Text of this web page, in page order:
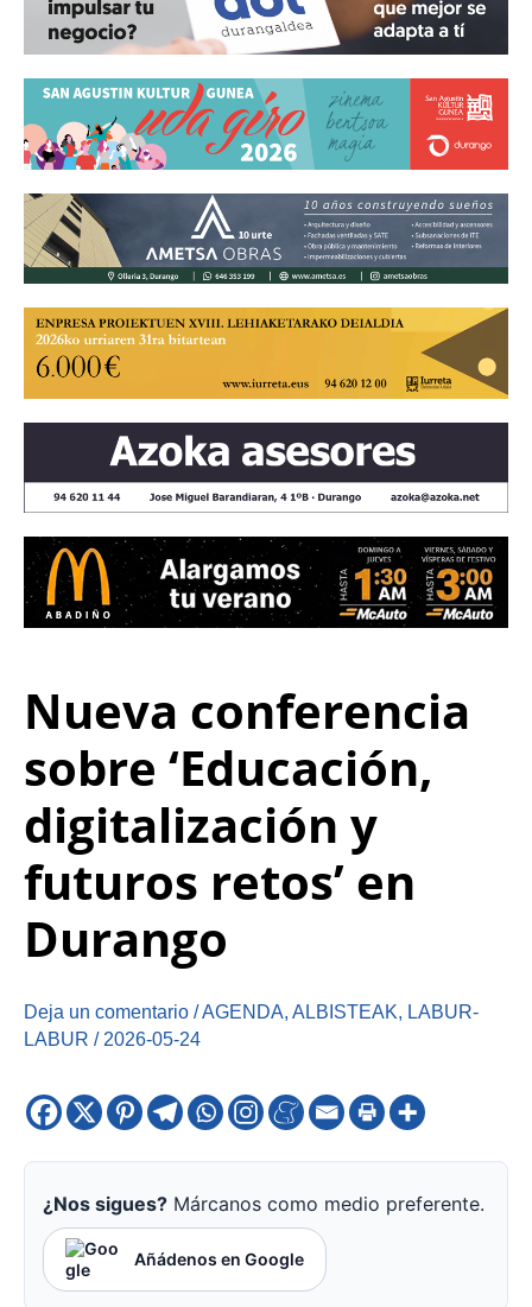
Nueva conferencia
sobre ‘Educación,
digitalización y
futuros retos’ en
Durango
Deja un comentario /AGENDA, ALBISTEAK, LABUR-
LABUR / 2026-05-24
¿Nos sigues? Márcanos como medio preferente.
Añádenos en Google